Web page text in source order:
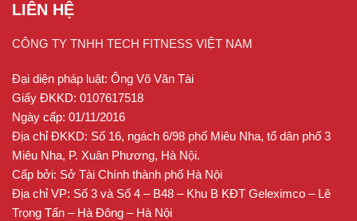
LIÊN HỆ
CÔNG TY TNHH TECH FITNESS VIỆT NAM
Đại diện pháp luật: Ông Võ Văn Tài
Giấy ĐKKD: 0107617518
Ngày cấp: 01/11/2016
Địa chỉ ĐKKD: Số 16, ngách 6/98 phố Miêu Nha, tổ dân phố 3
Miêu Nha, P. Xuân Phương, Hà Nội.
Cấp bởi: Sở Tài Chính thành phố Hà Nội
Địa chỉ VP: Số 3 và Số 4 – B48 – Khu B KĐT Geleximco – Lê
Trọng Tấn – Hà Đông – Hà Nội